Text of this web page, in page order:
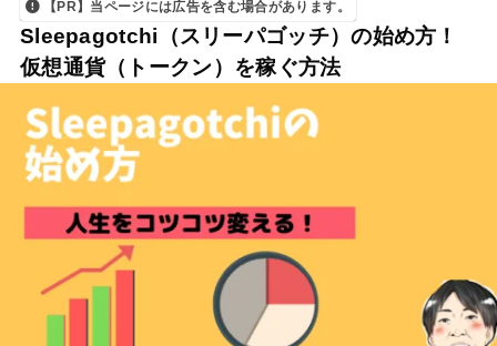
【PR】当ページには広告を含む場合があります。
Sleepagotchi（スリーパゴッチ）の始め方！
仮想通貨（トークン）を稼ぐ方法